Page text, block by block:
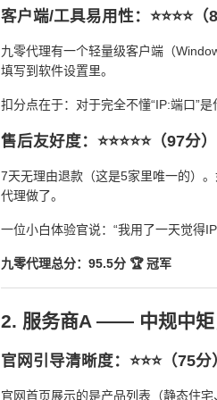
客户端/工具易用性：⭐⭐⭐⭐（
九零代理有一个轻量级客户端（
填写到软件设置里。
扣分点在于：对于完全不懂“IP:端口”
售后友好度：⭐⭐⭐⭐⭐（97分）
7天无理由退款（这是5家里唯一的）
代理做了。
一位小白体验官说：“我用了一天觉得
九零代理总分：95.5分 🏆 冠军
2. 服务商A —— 中规中矩
官网引导清晰度：⭐⭐⭐（75分
官网首页展示的是产品列表（静态住